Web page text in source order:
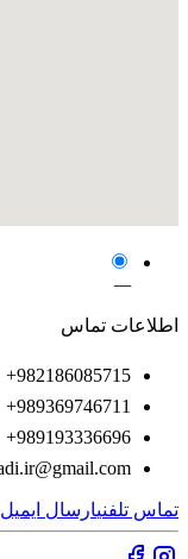
—
اطلاعات تماس
+982186085715
+989369746711
+989193336696
تماس تلفنیارسال ایمیل